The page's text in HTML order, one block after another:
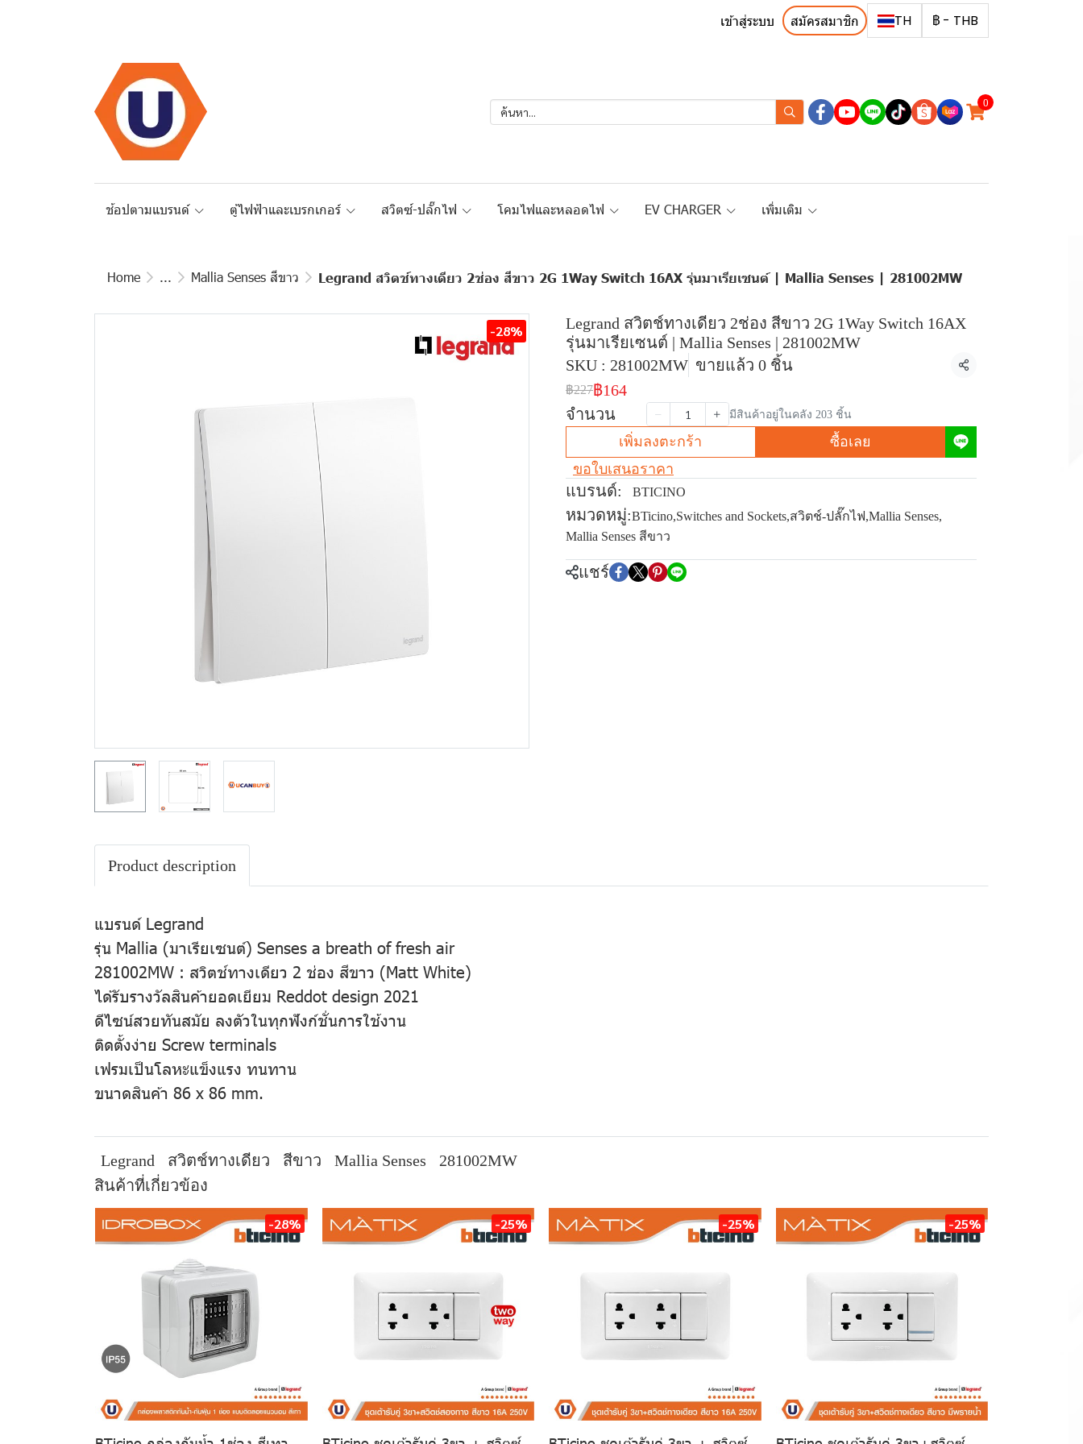
เข้าสู่ระบบ สมัครสมาชิก TH ฿ - THB
0
ช้อปตามแบรนด์ ตู้ไฟฟ้าและเบรกเกอร์ สวิตซ์-ปลั๊กไฟ โคมไฟและหลอดไฟ EV CHARGER เพิ่มเติม
Home ... Mallia Senses สีขาว Legrand สวิตช์ทางเดียว 2ช่อง สีขาว 2G 1Way Switch 16AX รุ่นมาเรียเซนต์ | Mallia Senses | 281002MW
-28%
Legrand สวิตช์ทางเดียว 2ช่อง สีขาว 2G 1Way Switch 16AX
รุ่นมาเรียเซนต์ | Mallia Senses | 281002MW
SKU : 281002MW ขายแล้ว 0 ชิ้น แชร์
฿227฿164
จำนวน
มีสินค้าอยู่ในคลัง 203 ชิ้น
เพิ่มลงตะกร้า
ซื้อเลย
ขอใบเสนอราคา
แบรนด์: BTICINO
หมวดหมู่:BTicino,Switches and Sockets,สวิตช์-ปลั๊กไฟ,Mallia Senses,
Mallia Senses สีขาว
แชร์
Product description
แบรนด์ Legrand
รุ่น Mallia (มาเรียเซนต์) Senses a breath of fresh air
281002MW : สวิตช์ทางเดียว 2 ช่อง สีขาว (Matt White)
ได้รับรางวัลสินค้ายอดเยียม Reddot design 2021
ดีไซน์สวยทันสมัย ลงตัวในทุกฟังก์ชั่นการใช้งาน
ติดตั้งง่าย Screw terminals
เฟรมเป็นโลหะแข็งแรง ทนทาน
ขนาดสินค้า 86 x 86 mm.
Legrand สวิตช์ทางเดียว สีขาว Mallia Senses
281002MW
สินค้าที่เกี่ยวข้อง
-28% -25% -25% -25%